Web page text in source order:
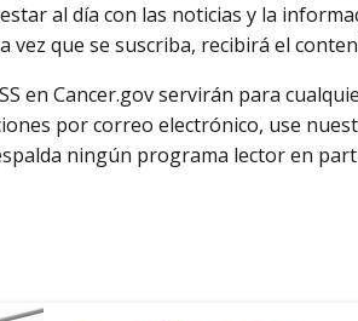
al día con las noticias y la
vez que se suscriba, recibirá el
en Cancer.gov servirán para
por correo electrónico, use
ningún programa lector en